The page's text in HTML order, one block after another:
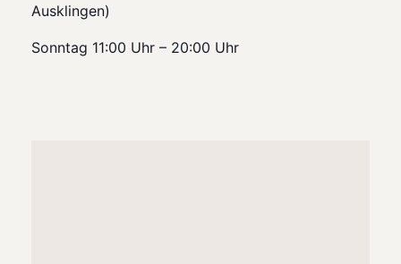
Ausklingen)
Sonntag 11:00 Uhr – 20:00 Uhr